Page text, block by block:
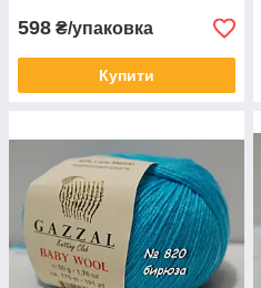
598 ₴/упаковка
Купити